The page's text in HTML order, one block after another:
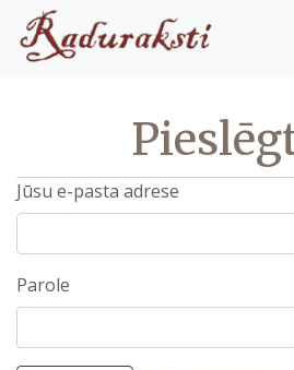
Jūsu e-pasta adrese
Parole